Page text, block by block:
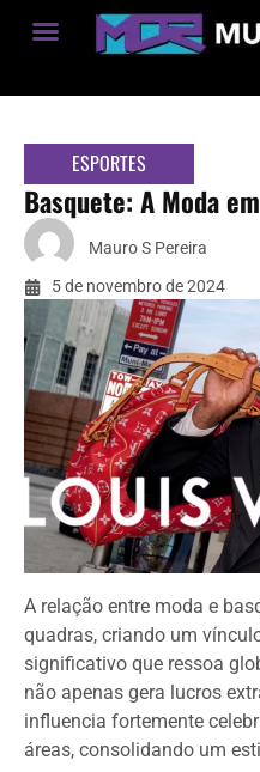
ESPORTES
Basquete: A Moda
Mauro S Pereira
5 de novembro de 2024
A relação entre moda e
quadras, criando um
significativo que ressoa
não apenas gera lucros
influencia fortemente
áreas, consolidando um